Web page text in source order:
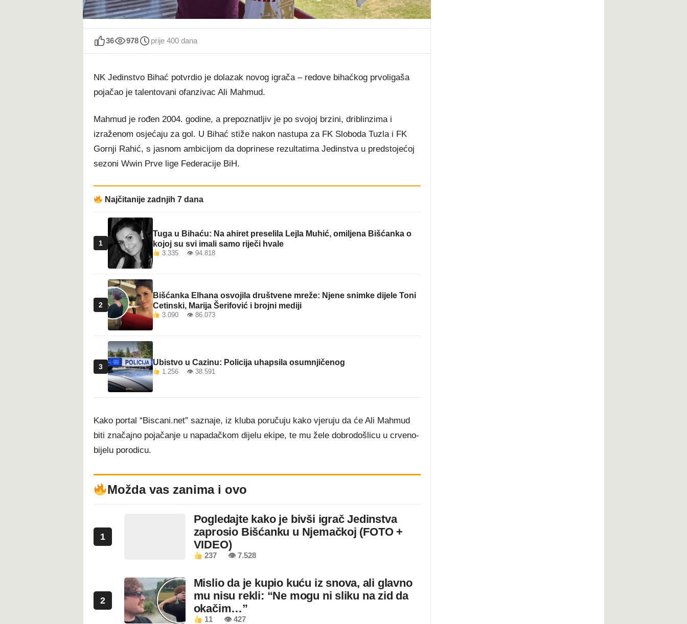
t
36 978 prije 400 dana
NK Jedinstvo Bihać potvrdio je dolazak novog igrača – redove bihaćkog prvoligaša
pojačao je talentovani ofanzivac Ali Mahmud.
Mahmud je rođen 2004. godine, a prepoznatljiv je po svojoj brzini, driblinzima i
izraženom osjećaju za gol. U Bihać stiže nakon nastupa za FK Sloboda Tuzla i FK
Gornji Rahić, s jasnom ambicijom da doprinese rezultatima Jedinstva u predstojećoj
sezoni Wwin Prve lige Federacije BiH.
Najčitanije zadnjih 7 dana
1
Tuga u Bihaću: Na ahiret preselila Lejla Muhić, omiljena Bišćanka o
kojoj su svi imali samo riječi hvale
3.335 👁 94.818
2
Bišćanka Elhana osvojila društvene mreže: Njene snimke dijele Toni
Cetinski, Marija Šerifović i brojni mediji
3.090 👁 86.073
3 Ubistvo u Cazinu: Policija uhapsila osumnjičenog
1.256 👁 38.591
Kako portal “Biscani.net” saznaje, iz kluba poručuju kako vjeruju da će Ali Mahmud
biti značajno pojačanje u napadačkom dijelu ekipe, te mu žele dobrodošlicu u crveno-
bijelu porodicu.
Možda vas zanima i ovo
1
Pogledajte kako je bivši igrač Jedinstva
zaprosio Bišćanku u Njemačkoj (FOTO +
VIDEO)
237 👁 7.528
2
Mislio da je kupio kuću iz snova, ali glavno
mu nisu rekli: “Ne mogu ni sliku na zid da
okačim…”
11 👁 427